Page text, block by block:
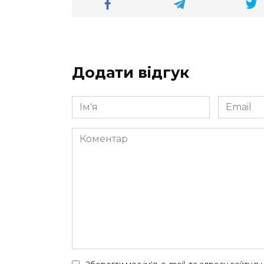
Додати відгук
Ім'я
*
Email
*
Коментар